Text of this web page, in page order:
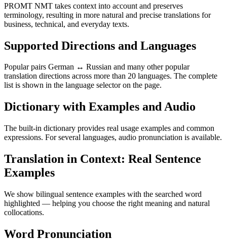
PROMT NMT takes context into account and preserves
terminology, resulting in more natural and precise translations for
business, technical, and everyday texts.
Supported Directions and Languages
Popular pairs German ↔ Russian and many other popular
translation directions across more than 20 languages. The complete
list is shown in the language selector on the page.
Dictionary with Examples and Audio
The built-in dictionary provides real usage examples and common
expressions. For several languages, audio pronunciation is available.
Translation in Context: Real Sentence
Examples
We show bilingual sentence examples with the searched word
highlighted — helping you choose the right meaning and natural
collocations.
Word Pronunciation